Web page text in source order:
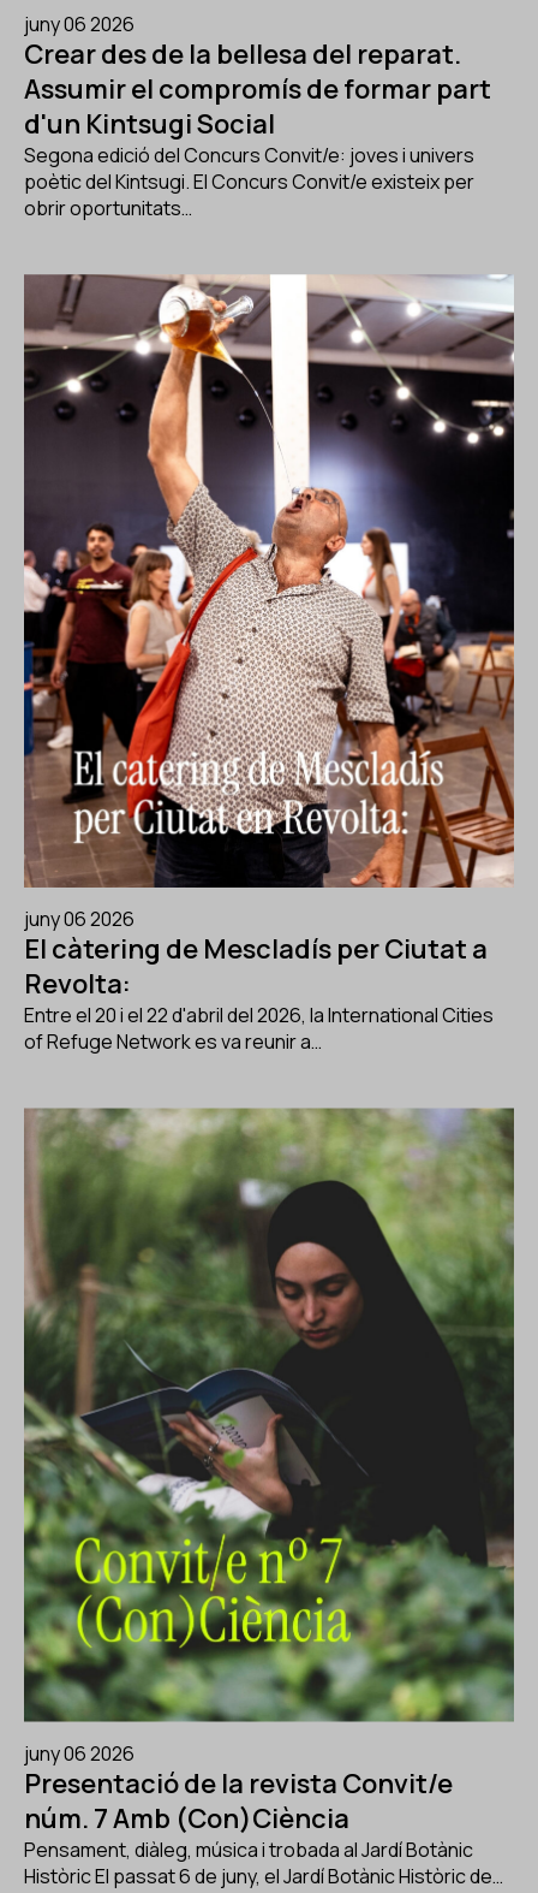
juny 06 2026
Crear des de la bellesa del reparat.
Assumir el compromís de formar part
d'un Kintsugi Social
Segona edició del Concurs Convit/e: joves i univers
poètic del Kintsugi. El Concurs Convit/e existeix per
obrir oportunitats…
juny 06 2026
El càtering de Mescladís per Ciutat a
Revolta:
Entre el 20 i el 22 d'abril del 2026, la International Cities
of Refuge Network es va reunir a…
juny 06 2026
Presentació de la revista Convit/e
núm. 7 Amb (Con)Ciència
Pensament, diàleg, música i trobada al Jardí Botànic
Històric El passat 6 de juny, el Jardí Botànic Històric de…